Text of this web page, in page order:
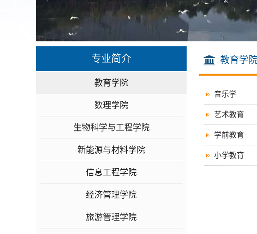
专业简介
教育学院
数理学院
生物科学与工程学院
新能源与材料学院
信息工程学院
经济管理学院
旅游管理学院
教育学
音乐学
艺术教育
学前教育
小学教育